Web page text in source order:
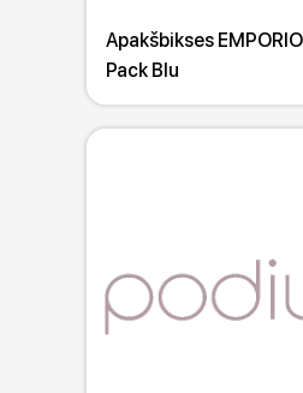
Apakšbikses
Pack Blu